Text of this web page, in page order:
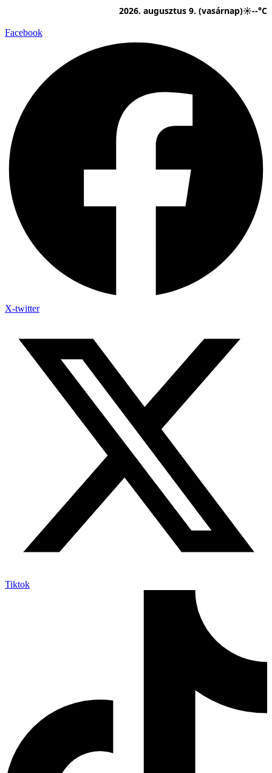
tartalomhoz
2026. augusztus 9. (vasárnap)☀--°C
Facebook
X-twitter
Tiktok